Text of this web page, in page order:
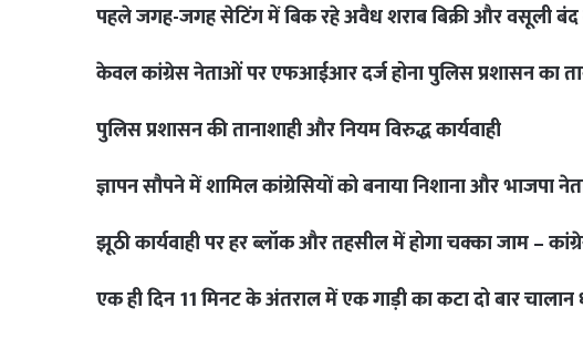
पहले जगह-जगह सेटिंग में बिक रहे अवैध शराब बिक्री और वसूली बंद
केवल कांग्रेस नेताओं पर एफआईआर दर्ज होना पुलिस प्रशासन का
पुलिस प्रशासन की तानाशाही और नियम विरुद्ध कार्यवाही
ज्ञापन सौपने में शामिल कांग्रेसियों को बनाया निशाना और भाजपा
झूठी कार्यवाही पर हर ब्लॉक और तहसील में होगा चक्का जाम –
एक ही दिन 11 मिनट के अंतराल में एक गाड़ी का कटा दो बार